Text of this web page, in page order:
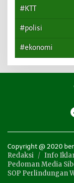
#KTT
#polisi
#ekonomi
Copyright @ 2020
Redaksi
Info
Pedoman Media
SOP Perlindungan